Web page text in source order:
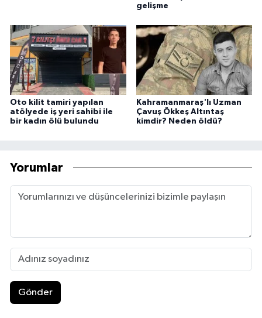
gelişme
Oto kilit tamiri yapılan
atölyede iş yeri sahibi ile
bir kadın ölü bulundu
Kahramanmaraş'lı Uzman
Çavuş Ökkeş Altıntaş
kimdir? Neden öldü?
Yorumlar
Gönder